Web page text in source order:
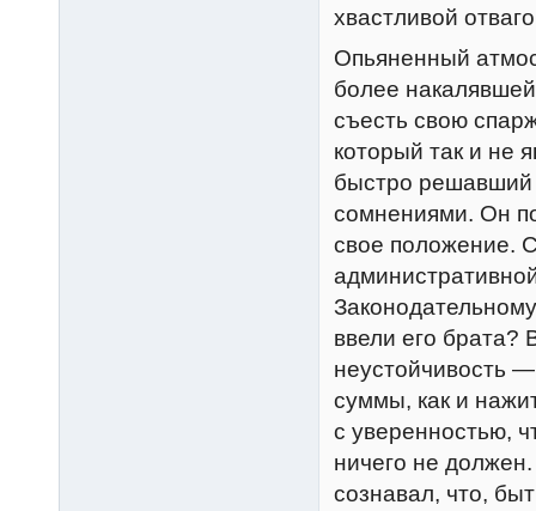
хвастливой
Опьяненный
более
съесть свою
который так и не
быстро решавший
сомнениями. Он
свое положение.
ввели его брата?
неустойчивость
суммы, как и
с уверенностью,
ничего не
сознавал, что,